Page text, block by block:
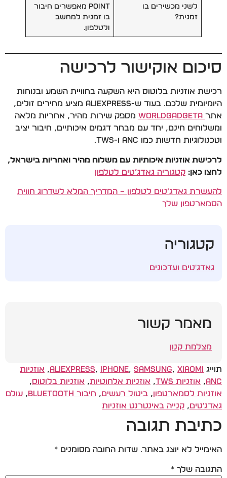
לשני מכשירים בו
זמנית?
Point מאפשרים חיבור
בו זמנית למחשב
ולטלפון.
סיכום אוקישור לרכישה
רכישת אוזניות בלוטוס היא השקעה בחוויית השמע ובנוחות
היומיומית שלכם. בעוד ש-AliExpress מציע מחירים זולים,
אתר
מספק שירות מהיר, אחריות מלאה
ומשלוחים חינם, יחד עם מבחר דגמים איכותיים, חיבור יציב
וטכנולוגיות חדשות כמו ANC ו-TWS.
לרכישת אוזניות איכותיות עם משלוח מהיר ואחריות בישראל,
לחצו כאן: קטגוריה גאדג’טים לטלפון
להעשרת גאדג’טים לטלפון – המדריך המלא לשדרוג חווית
הסמארטפון שלך
קטגוריה
גאדג'טים ועדכונים
מאמר קשור
מצלמת קנון
תוייג AliExpress, iPhone, Samsung, Xiaomi
, אוזניות
ANC
, אוזניות TWS , אוזניות אלחוטיות, אוזניות בלוטוס,
אוזניות לסמארטפון, ביטול רעשים, חיבור Bluetooth , עולם
גאדג'טים, קנייה באינטרנט אוזניות
כתיבת תגובה
האימייל לא יוצג באתר. שדות החובה מסומנים *
התגובה שלך *